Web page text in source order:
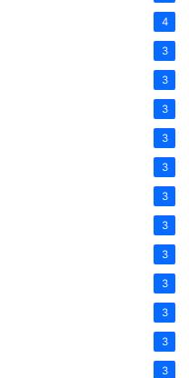
4
3
3
3
3
3
3
3
3
3
3
3
3